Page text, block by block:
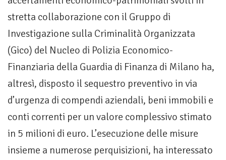
stretta collaborazione con il Gruppo di
Investigazione sulla Criminalità Organizzata
(Gico) del Nucleo di Polizia Economico-
Finanziaria della Guardia di Finanza di Milano ha,
altresì, disposto il sequestro preventivo in via
d’urgenza di compendi aziendali, beni immobili e
conti correnti per un valore complessivo stimato
in 5 milioni di euro. L’esecuzione delle misure
insieme a numerose perquisizioni, ha interessato